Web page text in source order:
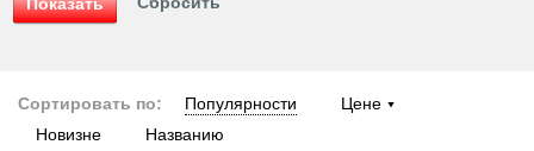
Сортировать по: Популярности
Цене
Новизне
Названию